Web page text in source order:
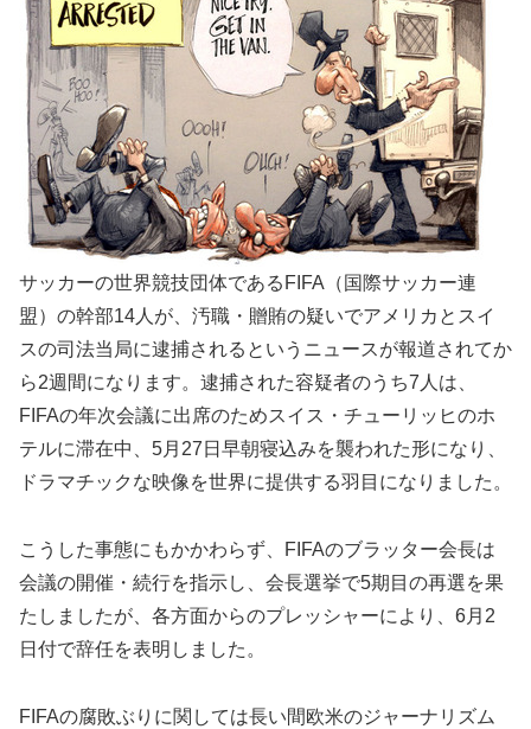
サッカーの世界競技団体であるFIFA（国際サッカー連
盟）の幹部14人が、汚職・贈賄の疑いでアメリカとスイ
スの司法当局に逮捕されるというニュースが報道されてか
ら2週間になります。逮捕された容疑者のうち7人は、
FIFAの年次会議に出席のためスイス・チューリッヒのホ
テルに滞在中、5月27日早朝寝込みを襲われた形になり、
ドラマチックな映像を世界に提供する羽目になりました。
こうした事態にもかかわらず、FIFAのブラッター会長は
会議の開催・続行を指示し、会長選挙で5期目の再選を果
たしましたが、各方面からのプレッシャーにより、6月2
日付で辞任を表明しました。
FIFAの腐敗ぶりに関しては長い間欧米のジャーナリズム